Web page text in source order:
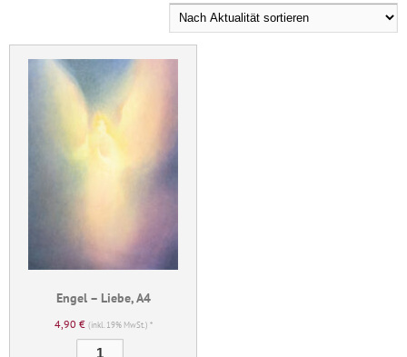
Engel – Liebe, A4
4,90 € (inkl. 19% MwSt.) *